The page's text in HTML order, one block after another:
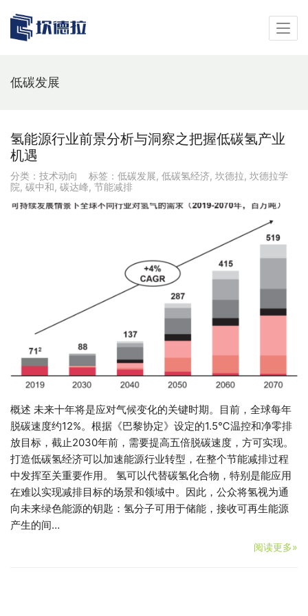
低碳发展
氢能源行业前景分析与洞察之把握低碳氢产业
机遇
分类： 技术动向 标签： 低碳发展, 低碳氢经济, 坎德拉, 坎德拉学
院, 碳中和, 碳达峰, 节能减排
概述 未来十年将是应对气候变化的关键时期。目前，全球每年
脱碳速度约12%。根据《巴黎协定》设定的1.5℃温控和净零排
放目标，截止2030年前，需要提高五倍脱碳速度，方可实现。
打造低碳氢经济可以加速能源行业转型，在整个节能减排过程
中发挥至关重要作用。 氢可以代替碳氢化合物，特别是能应用
在难以实现减排目标的场景和领域中。因此，公众将氢视为通
向未来绿色能源的钥匙：氢分子可用于储能，接收可再生能源
产生的间…
阅读更多»